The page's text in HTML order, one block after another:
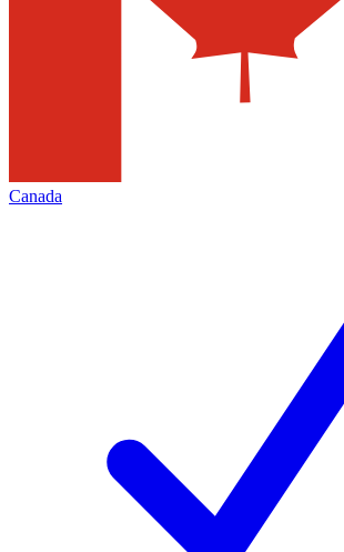
Canada